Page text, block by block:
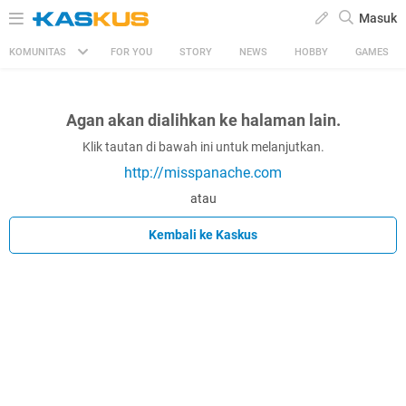
Masuk
KOMUNITAS FOR YOU STORY NEWS HOBBY GAMES
Agan akan dialihkan ke halaman lain.
Klik tautan di bawah ini untuk melanjutkan.
http://misspanache.com
atau
Kembali ke Kaskus